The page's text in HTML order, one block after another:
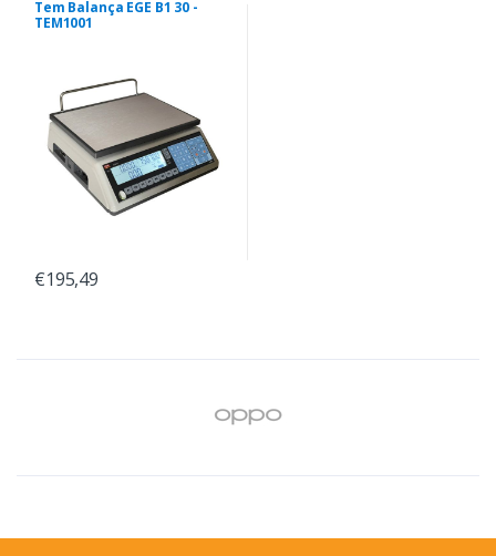
Tem Balança EGE B1 30 -
TEM1001
€195,49